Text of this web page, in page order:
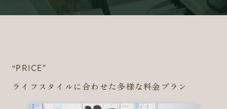
“PRICE”
ライフスタイルに合わせた多様な料金プラン